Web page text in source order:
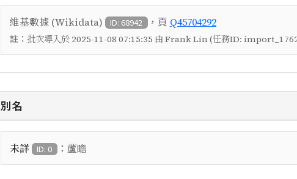
維基數據 (Wikidata) ID: 68942 ，頁 Q45704292
註： 批次導入於 2025-11-08 07:15:35 由 Frank Lin (任務ID:
別名
未詳 ID: 0 ： 蘆瞻